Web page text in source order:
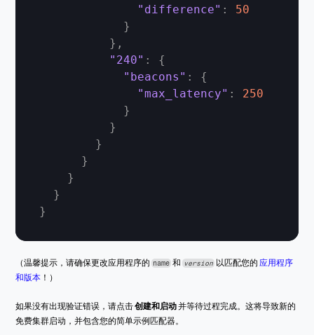
"difference" :
50
}
} ,
"240" :
{
"beacons" :
{
"max_latency" :
250
}
}
}
}
}
}
}
（温馨提示，请确保更改应用程序的 name 和 version 以匹配您的 应用程序
和版本 ！）
如果没有出现验证错误，请点击 创建和启动 并等待过程完成。这将导致新的
免费集群启动，并包含您的简单示例匹配器。